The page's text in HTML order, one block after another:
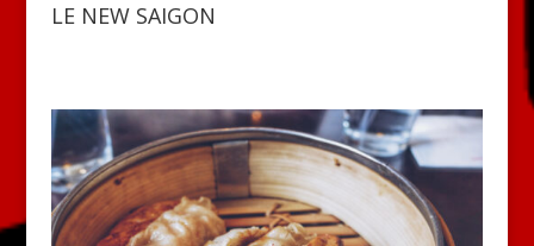
LE NEW SAIGON